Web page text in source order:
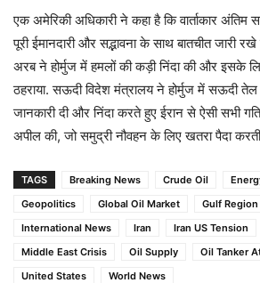
एक अमेरिकी अधिकारी ने कहा है कि वार्ताकार
पूरी ईमानदारी और सद्भावना के साथ बातचीत जारी
अरब ने होर्मुज में हमलों की कड़ी निंदा की और इसके
ठहराया. सऊदी विदेश मंत्रालय ने होर्मुज में सऊदी
जानकारी दी और निंदा करते हुए ईरान से ऐसी सभी
अपील की, जो समुद्री नौवहन के लिए खतरा पैदा
TAGS Breaking News Crude Oil
Geopolitics
Global Oil Market Gulf Region
International News
Iran Iran US Tension
Middle East Crisis
Oil Supply Oil Tanker
United States
World News